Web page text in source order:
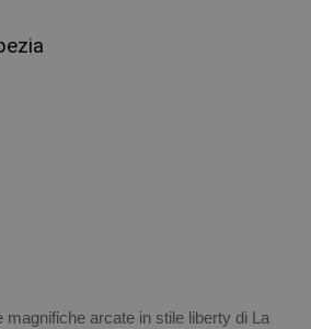
magnifiche arcate in stile liberty di La